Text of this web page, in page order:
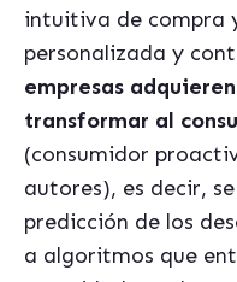
intuitiva de compra
personalizada y
empresas
transformar al
(consumidor
autores), es decir,
predicción de los
a algoritmos que